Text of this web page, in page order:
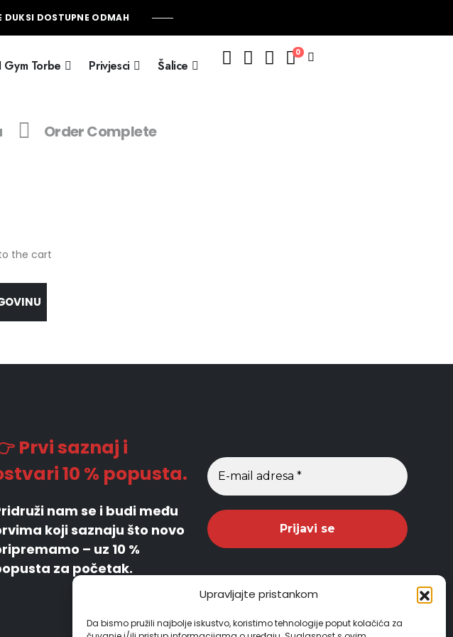
Upravljajte pristankom
Da bismo pružili najbolje iskustvo, koristimo tehnologije poput kolačića za
DUKSI DOSTUPNE ODMAH
Gym Torbe Privjesci Šalice
0
Order Complete
the cart
Prvi saznaj i
10 % popusta.
nam se i budi među
koji saznaju što novo
– uz 10 %
za početak.